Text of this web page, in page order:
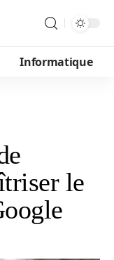
Informatique
le